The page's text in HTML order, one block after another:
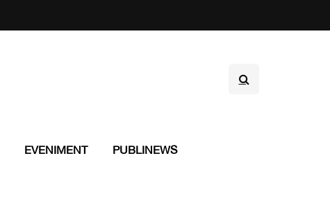
EVENIMENT PUBLINEWS